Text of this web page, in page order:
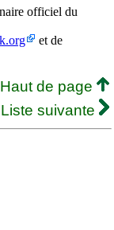
officiel du
et de
Haut de page
Liste suivante